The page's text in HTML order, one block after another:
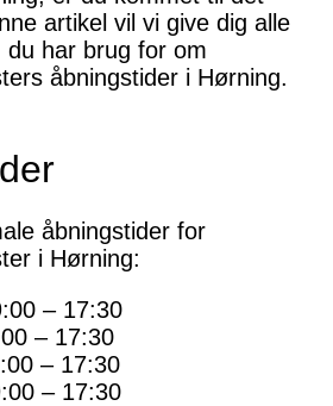
artikel vil vi give dig alle
du har brug for om
åbningstider i Hørning.
åbningstider for
i Hørning:
– 17:30
– 17:30
– 17:30
– 17:30